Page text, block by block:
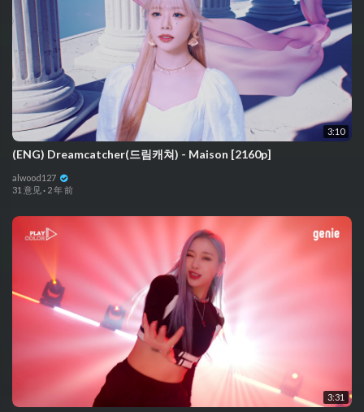
3:10
(ENG) Dreamcatcher(드림캐쳐) - Maison [2160p]
alwood127
31 意见· 2 年 前
3:31